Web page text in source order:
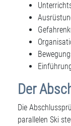
Der
Die
parallelen Ski